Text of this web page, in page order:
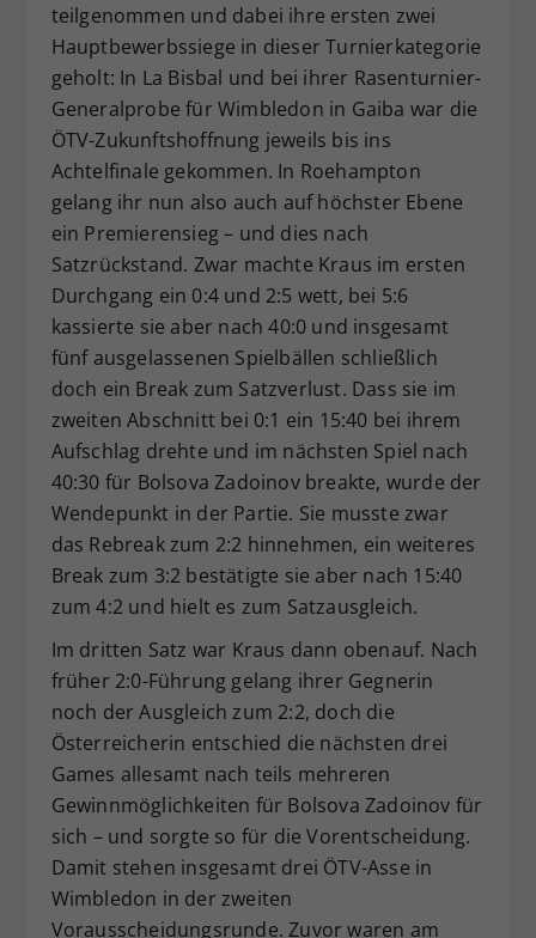
teilgenommen und dabei ihre ersten zwei
Hauptbewerbssiege in dieser Turnierkategorie
geholt: In La Bisbal und bei ihrer Rasenturnier-
Generalprobe für Wimbledon in Gaiba war die
ÖTV-Zukunftshoffnung jeweils bis ins
Achtelfinale gekommen. In Roehampton
gelang ihr nun also auch auf höchster Ebene
ein Premierensieg – und dies nach
Satzrückstand. Zwar machte Kraus im ersten
Durchgang ein 0:4 und 2:5 wett, bei 5:6
kassierte sie aber nach 40:0 und insgesamt
fünf ausgelassenen Spielbällen schließlich
doch ein Break zum Satzverlust. Dass sie im
zweiten Abschnitt bei 0:1 ein 15:40 bei ihrem
Aufschlag drehte und im nächsten Spiel nach
40:30 für Bolsova Zadoinov breakte, wurde der
Wendepunkt in der Partie. Sie musste zwar
das Rebreak zum 2:2 hinnehmen, ein weiteres
Break zum 3:2 bestätigte sie aber nach 15:40
zum 4:2 und hielt es zum Satzausgleich.
Im dritten Satz war Kraus dann obenauf. Nach
früher 2:0-Führung gelang ihrer Gegnerin
noch der Ausgleich zum 2:2, doch die
Österreicherin entschied die nächsten drei
Games allesamt nach teils mehreren
Gewinnmöglichkeiten für Bolsova Zadoinov für
sich – und sorgte so für die Vorentscheidung.
Damit stehen insgesamt drei ÖTV-Asse in
Wimbledon in der zweiten
Vorausscheidungsrunde. Zuvor waren am